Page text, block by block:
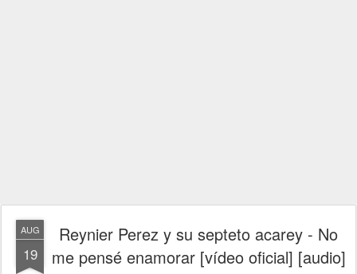
AUG
19
Reynier Perez y su septeto acarey - No
me pensé enamorar [vídeo oficial] [audio]